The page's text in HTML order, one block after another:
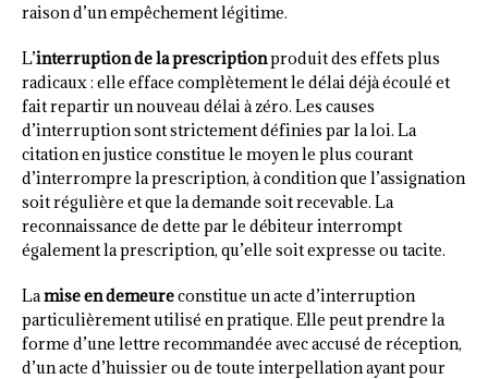
raison d’un empêchement légitime.
L’interruption de la prescriptionproduit des effets plus
radicaux : elle efface complètement le délai déjà écoulé et
fait repartir un nouveau délai à zéro. Les causes
d’interruption sont strictement définies par la loi. La
citation en justice constitue le moyen le plus courant
d’interrompre la prescription, à condition que l’assignation
soit régulière et que la demande soit recevable. La
reconnaissance de dette par le débiteur interrompt
également la prescription, qu’elle soit expresse ou tacite.
Lamise en demeureconstitue un acte d’interruption
particulièrement utilisé en pratique. Elle peut prendre la
forme d’une lettre recommandée avec accusé de réception,
d’un acte d’huissier ou de toute interpellation ayant pour